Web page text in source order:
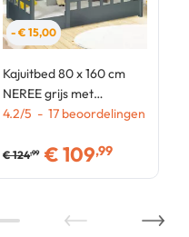
- € 15,00
Kajuitbed 80 x 160 cm
NEREE grijs met
lattenbodem en rails
4.2/5 - 17 beoordelingen
€124,99 €109,99